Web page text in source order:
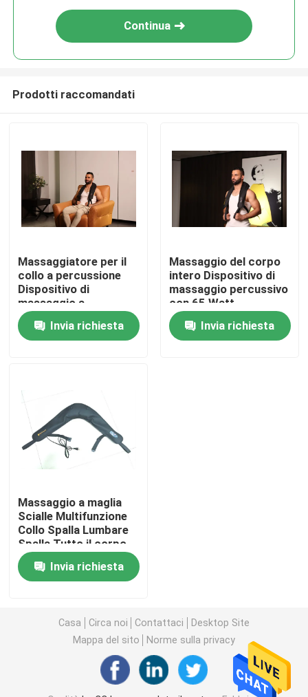
Casa
Prodotti
Circa noi
Giro della fabbrica
Controllo di qualità
Contattici
Richieda una citazione
Continua
Prodotti raccomandati
Massaggiatore per il
collo a percussione
Dispositivo di
massaggio a
percussione con
funzione di calore
Invia richiesta
Massaggio del corpo
intero Dispositivo di
massaggio percussivo
con 65 Watt
Invia richiesta
Massaggio a maglia
Scialle Multifunzione
Collo Spalla Lumbare
Spalla Tutto il corpo
Spina cervicale
Massaggiatore
Strumento
Invia richiesta
Casa Circa noi Contattaci
Desktop Site
Mappa del sito
Norme sulla privacy